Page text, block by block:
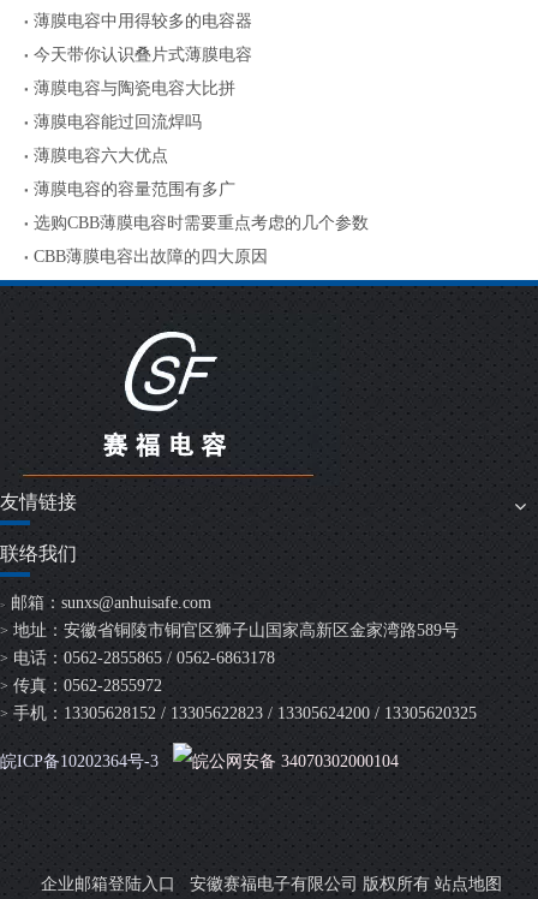
薄膜电容中用得较多的电容器
今天带你认识叠片式薄膜电容
薄膜电容与陶瓷电容大比拼
薄膜电容能过回流焊吗
薄膜电容六大优点
薄膜电容的容量范围有多广
选购CBB薄膜电容时需要重点考虑的几个参数
CBB薄膜电容出故障的四大原因
友情链接
联络我们
> 邮箱： sunxs@anhuisafe.com
> 地址：安徽省铜陵市铜官区狮子山国家高新区金家湾路589号
> 电话：0562-2855865 / 0562-6863178
> 传真：0562-2855972
> 手机：13305628152 / 13305622823 / 13305624200 / 13305620325
皖ICP备10202364号-3 皖公网安备 34070302000104
企业邮箱登陆入口 安徽赛福电子有限公司 版权所有 站点地图